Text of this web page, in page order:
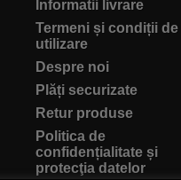
Informatii livrare
Termeni și condiții de
utilizare
Despre noi
Plăți securizate
Retur produse
Politica de
confidențialitate și
protecţia datelor